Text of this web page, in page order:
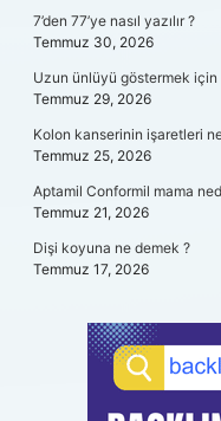
7’den 77’ye nasıl yazılır ?
Temmuz 30, 2026
Uzun ünlüyü göstermek için
Temmuz 29, 2026
Kolon kanserinin işaretleri
Temmuz 25, 2026
Aptamil Conformil mama
Temmuz 21, 2026
Dişi koyuna ne demek ?
Temmuz 17, 2026